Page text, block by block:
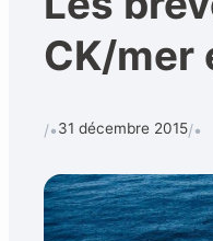
CK/mer
/•31 décembre 2015/•